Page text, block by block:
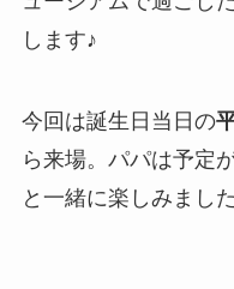
します♪
今回は誕生日当日の
ら来場。パパは予定
と一緒に楽しみました